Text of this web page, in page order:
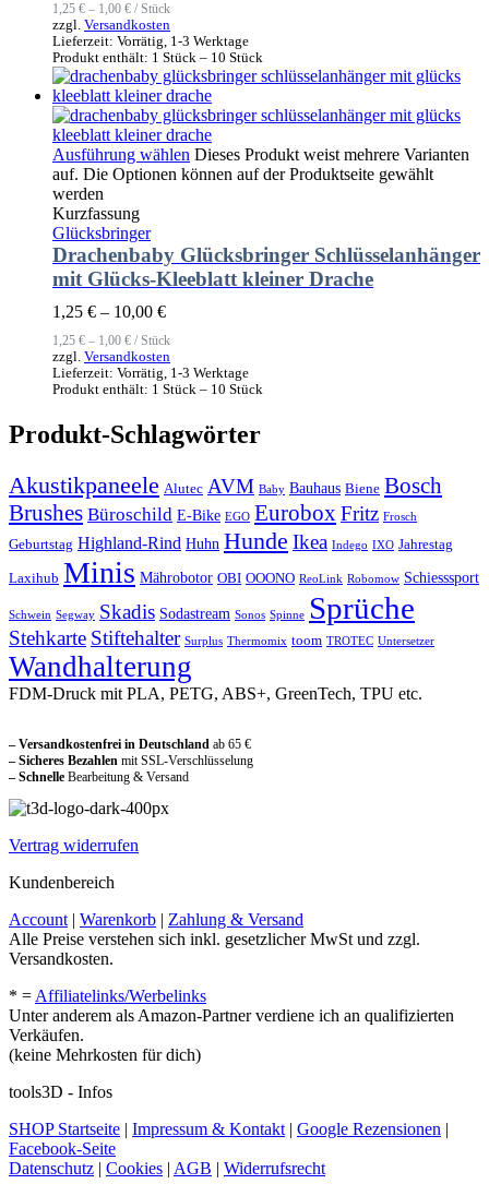
1,25 € – 1,00 € / Stück
zzgl. Versandkosten
Lieferzeit: Vorrätig, 1-3 Werktage
Produkt enthält: 1 Stück – 10 Stück
Ausführung wählen Dieses Produkt weist mehrere Varianten
auf. Die Optionen können auf der Produktseite gewählt
werden
Kurzfassung
Glücksbringer
Drachenbaby Glücksbringer Schlüsselanhänger
mit Glücks-Kleeblatt kleiner Drache
1,25 € – 10,00 €
1,25 € – 1,00 € / Stück
zzgl. Versandkosten
Lieferzeit: Vorrätig, 1-3 Werktage
Produkt enthält: 1 Stück – 10 Stück
Produkt-Schlagwörter
Akustikpaneele Alutec AVM Baby Bauhaus Biene Bosch
Brushes Büroschild E-Bike EGO EuroboxFritz Frosch
Geburtstag Highland-Rind Huhn Hunde Ikea Indego IXO Jahrestag
Laxihub Minis Mährobotor OBI OOONO ReoLink Robomow Schiesssport
Schwein Segway Skadis Sodastream Sonos Spinne Sprüche
Stehkarte Stiftehalter Surplus Thermomix toom TROTEC Untersetzer
Wandhalterung
FDM-Druck mit PLA, PETG, ABS+, GreenTech, TPU etc.
– Versandkostenfrei in Deutschland ab 65 €
– Sicheres Bezahlen mit SSL-Verschlüsselung
– Schnelle Bearbeitung & Versand
Vertrag widerrufen
Kundenbereich
Account | Warenkorb | Zahlung & Versand
Alle Preise verstehen sich inkl. gesetzlicher MwSt und zzgl.
Versandkosten.
* = Affiliatelinks/Werbelinks
Unter anderem als Amazon-Partner verdiene ich an qualifizierten
Verkäufen.
(keine Mehrkosten für dich)
tools3D - Infos
SHOP Startseite | Impressum & Kontakt | Google Rezensionen |
Facebook-Seite
Datenschutz | Cookies | AGB | Widerrufsrecht